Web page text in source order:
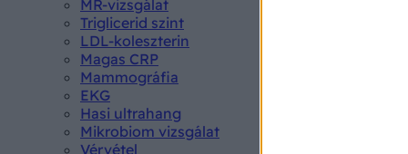
MR-vizsgálat
Triglicerid szint
LDL-koleszterin
Magas CRP
Mammográfia
EKG
Hasi ultrahang
Mikrobiom vizsgálat
Vérvétel